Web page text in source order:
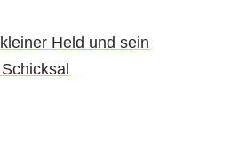
Held und sein